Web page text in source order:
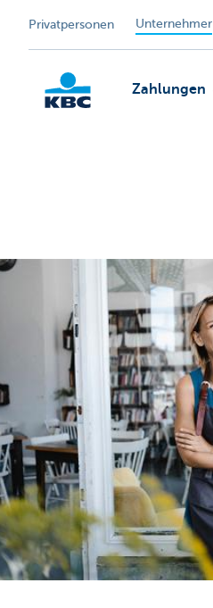
Privatpersonen Unternehmer
Unternehmer
Zahlungen